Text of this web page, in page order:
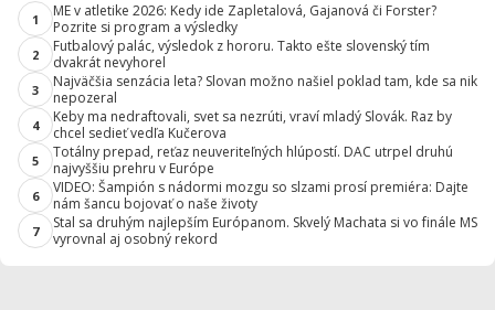
1
ME v atletike 2026: Kedy ide Zapletalová, Gajanová či Forster?
Pozrite si program a výsledky
2
Futbalový palác, výsledok z hororu. Takto ešte slovenský tím
dvakrát nevyhorel
3
Najväčšia senzácia leta? Slovan možno našiel poklad tam, kde sa nik
nepozeral
4
Keby ma nedraftovali, svet sa nezrúti, vraví mladý Slovák. Raz by
chcel sedieť vedľa Kučerova
5
Totálny prepad, reťaz neuveriteľných hlúpostí. DAC utrpel druhú
najvyššiu prehru v Európe
6
VIDEO: Šampión s nádormi mozgu so slzami prosí premiéra: Dajte
nám šancu bojovať o naše životy
7
Stal sa druhým najlepším Európanom. Skvelý Machata si vo finále MS
vyrovnal aj osobný rekord